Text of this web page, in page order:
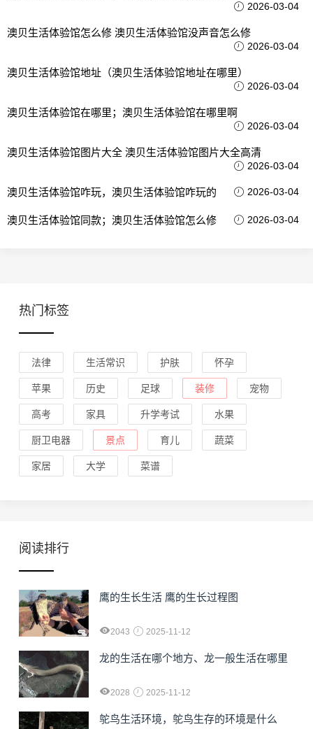
2026-03-04
澳贝生活体验馆怎么修 澳贝生活体验馆没声音怎么修
2026-03-04
澳贝生活体验馆地址（澳贝生活体验馆地址在哪里）
2026-03-04
澳贝生活体验馆在哪里；澳贝生活体验馆在哪里啊
2026-03-04
澳贝生活体验馆图片大全 澳贝生活体验馆图片大全高清
2026-03-04
澳贝生活体验馆咋玩，澳贝生活体验馆咋玩的 2026-03-04
澳贝生活体验馆同款；澳贝生活体验馆怎么修 2026-03-04
热门标签
法律 生活常识 护肤 怀孕
苹果 历史 足球 装修 宠物
高考 家具 升学考试 水果
厨卫电器 景点 育儿 蔬菜
家居 大学 菜谱
阅读排行
鹰的生长生活 鹰的生长过程图
2043 2025-11-12
龙的生活在哪个地方、龙一般生活在哪里
2028 2025-11-12
鸵鸟生活环境，鸵鸟生存的环境是什么